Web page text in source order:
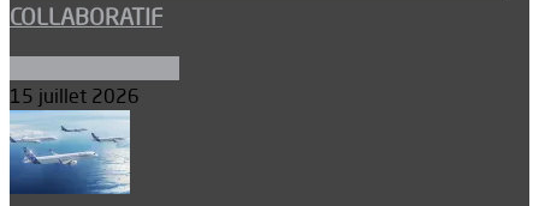
COLLABORATIF
15 juillet 2026